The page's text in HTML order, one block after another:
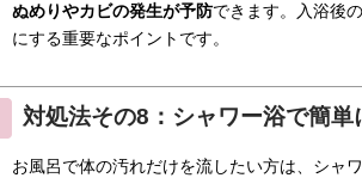
ぬめりやカビの発生が予防できます。入浴後
にする重要なポイントです。
対処法その8：シャワー浴で簡単
お風呂で体の汚れだけを流したい方は、シャ